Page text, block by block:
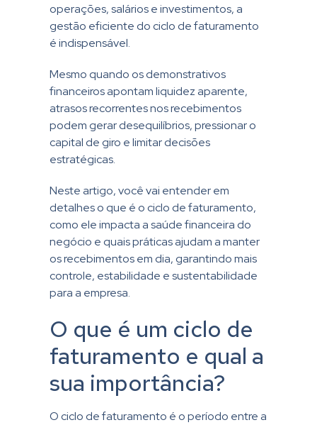
operações, salários e investimentos, a
gestão eficiente do ciclo de faturamento
é indispensável.
Mesmo quando os demonstrativos
financeiros apontam liquidez aparente,
atrasos recorrentes nos recebimentos
podem gerar desequilíbrios, pressionar o
capital de giro e limitar decisões
estratégicas.
Neste artigo, você vai entender em
detalhes o que é o ciclo de faturamento,
como ele impacta a saúde financeira do
negócio e quais práticas ajudam a manter
os recebimentos em dia, garantindo mais
controle, estabilidade e sustentabilidade
para a empresa.
O que é um ciclo de
faturamento e qual a
sua importância?
O ciclo de faturamento é o período entre a